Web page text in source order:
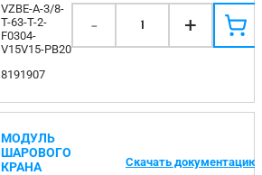
VZBE-A-3/8-
T-63-T-2-
F0304-
V15V15-PB20
8191907
- 1 +
МОДУЛЬ
ШАРОВОГО
КРАНА
Скачать документацию